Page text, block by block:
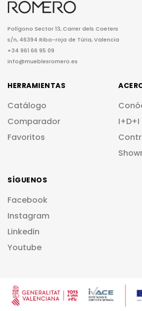
Polígono Sector 13, Carrer dels Coeters
s/n, 46394 Riba-roja de Túria, Valencia
+34 961 66 95 09
info@mueblesromero.es
HERRAMIENTAS
Catálogo
Comparador
Favoritos
I+D+I
SÍGUENOS
Facebook
Instagram
Linkedin
Youtube